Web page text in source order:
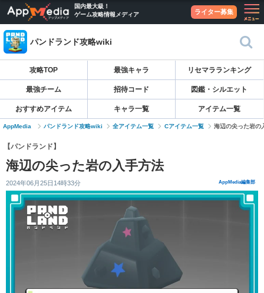
国内最大級！
ゲーム攻略情報メディア
ライター募集
パンドランド攻略wiki
攻略TOP 最強キャラ リセマラランキング
最強チーム 招待コード 図鑑・シルエット
おすすめアイテム キャラ一覧 アイテム一覧
AppMedia パンドランド攻略wiki 全アイテム一覧 Cアイテム一覧 海辺の尖った岩の
【パンドランド】
海辺の尖った岩の入手方法
2024年06月25日14時33分 AppMedia編集部